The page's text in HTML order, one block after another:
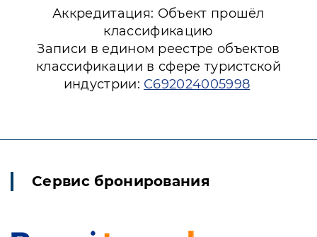
Аккредитация: Объект прошёл
классификацию
Записи в едином реестре объектов
классификации в сфере туристской
индустрии: С692024005998
Сервис бронирования